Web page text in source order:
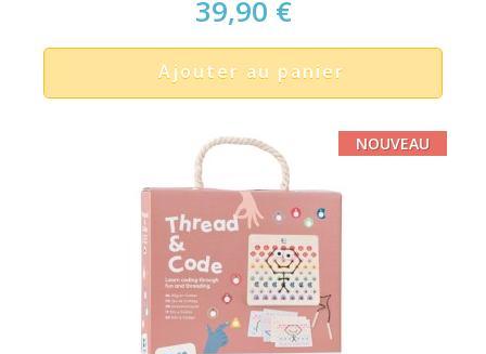
39,90 €
Ajouter au panier
NOUVEAU